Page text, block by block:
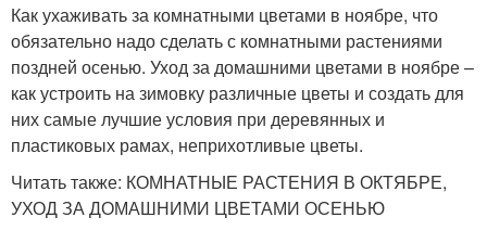
Как ухаживать за комнатными цветами в ноябре, что
обязательно надо сделать с комнатными растениями
поздней осенью. Уход за домашними цветами в ноябре –
как устроить на зимовку различные цветы и создать для
них самые лучшие условия при деревянных и
пластиковых рамах, неприхотливые цветы.
Читать также: КОМНАТНЫЕ РАСТЕНИЯ В ОКТЯБРЕ,
УХОД ЗА ДОМАШНИМИ ЦВЕТАМИ ОСЕНЬЮ